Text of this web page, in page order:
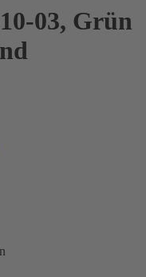
03, Grün